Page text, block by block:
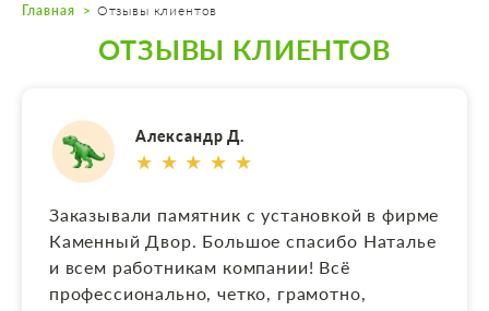
Пн. — Пт. с 10:00 до 19:00
Главная Отзывы клиентов
ОТЗЫВЫ КЛИЕНТОВ
Александр Д.
★ ★ ★ ★ ★
Заказывали памятник с установкой в фирме
Каменный Двор. Большое спасибо Наталье
и всем работникам компании! Всё
профессионально, четко, грамотно,